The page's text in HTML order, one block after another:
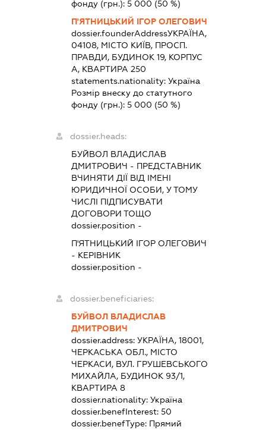
фонду (грн.):5 000 (50 %)
П'ЯТНИЦЬКИЙ ІГОР ОЛЕГОВИЧ
dossier.founderAddressУКРАЇНА,
04108, МІСТО КИЇВ, ПРОСП.
ПРАВДИ, БУДИНОК 19, КОРПУС
А, КВАРТИРА 250
statements.nationality:Україна
Розмір внеску до статутного
фонду (грн.):5 000 (50 %)
dossier.heads:
БУЙВОЛ ВЛАДИСЛАВ
ДМИТРОВИЧ - ПРЕДСТАВНИК
ВЧИНЯТИ ДІЇ ВІД ІМЕНІ
ЮРИДИЧНОЇ ОСОБИ, У ТОМУ
ЧИСЛІ ПІДПИСУВАТИ
ДОГОВОРИ ТОЩО
dossier.position -
П'ЯТНИЦЬКИЙ ІГОР ОЛЕГОВИЧ
- КЕРІВНИК
dossier.position -
dossier.beneficiaries:
БУЙВОЛ ВЛАДИСЛАВ
ДМИТРОВИЧ
dossier.address:УКРАЇНА, 18001,
ЧЕРКАСЬКА ОБЛ., МІСТО
ЧЕРКАСИ, ВУЛ. ГРУШЕВСЬКОГО
МИХАЙЛА, БУДИНОК 93/1,
КВАРТИРА 8
dossier.nationality:Україна
dossier.benefInterest:50
dossier.benefType: Прямий